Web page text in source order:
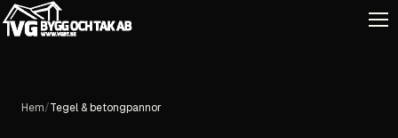
Hem/Tegel & betongpannor